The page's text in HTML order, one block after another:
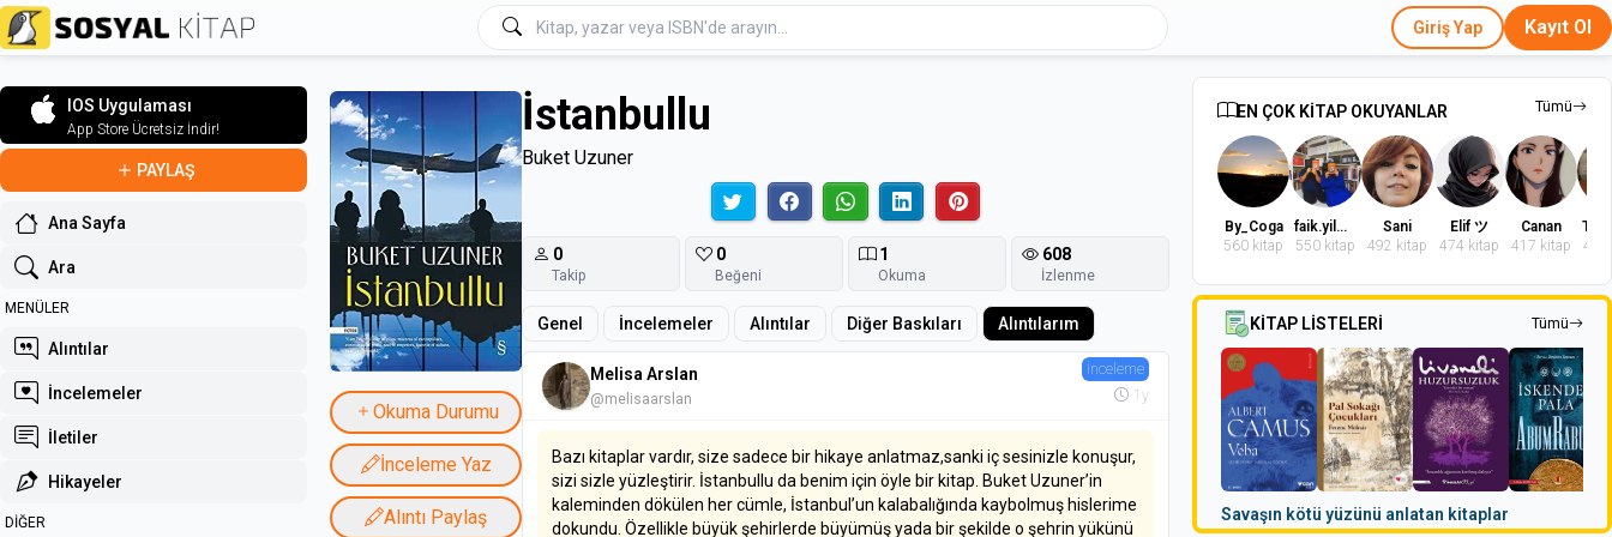
Giriş Yap Kayıt Ol
IOS Uygulaması
App Store Ücretsiz İndir!
PAYLAŞ
Ana Sayfa
Ara
MENÜLER
Alıntılar
İncelemeler
İletiler
Hikayeler
DİĞER
Okuma Durumu
İnceleme Yaz
Alıntı Paylaş
İstanbullu
Buket Uzuner
0
Takip
0
Beğeni
1
Okuma
608
İzlenme
Genel İncelemeler Alıntılar Diğer Baskıları Alıntılarım
Melisa Arslan
@melisaarslan
İnceleme
1y
Bazı kitaplar vardır, size sadece bir hikaye anlatmaz,sanki iç sesinizle konuşur,
sizi sizle yüzleştirir. İstanbullu da benim için öyle bir kitap. Buket Uzuner’in
kaleminden dökülen her cümle, İstanbul’un kalabalığında kaybolmuş hislerime
dokundu. Özellikle büyük şehirlerde büyümüş yada bir şekilde o şehrin yükünü
EN ÇOK KİTAP OKUYANLAR Tümü
By_Coga
560 kitap
faik.yilmaz.9
550 kitap
Sani
492 kitap
Elif ツ
474 kitap
Canan
417 kitap
402
KİTAP LİSTELERİ Tümü
Savaşın kötü yüzünü anlatan kitaplar